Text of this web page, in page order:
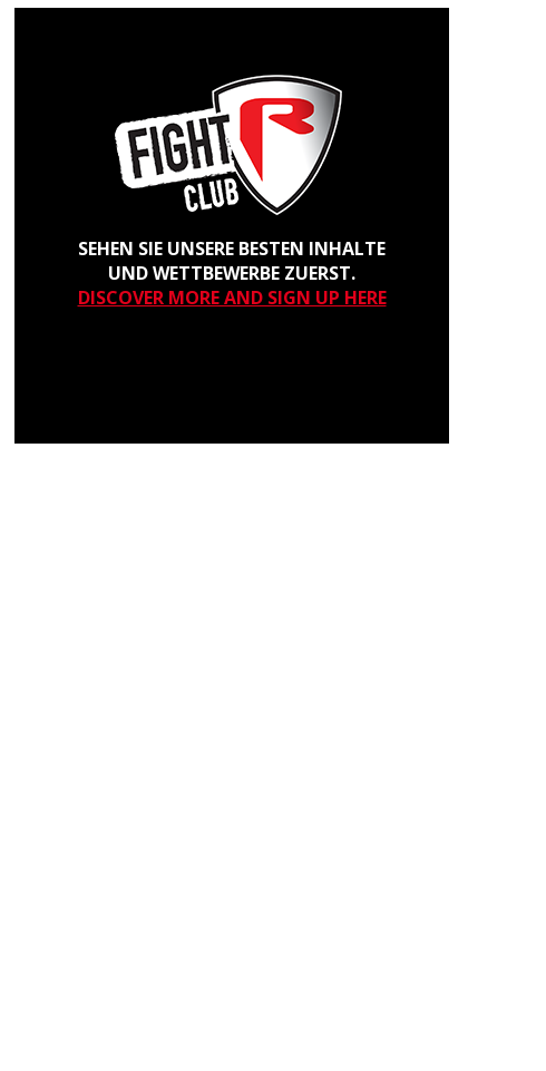
SEHEN SIE UNSERE BESTEN INHALTE
UND WETTBEWERBE ZUERST.
DISCOVER MORE AND SIGN UP HERE